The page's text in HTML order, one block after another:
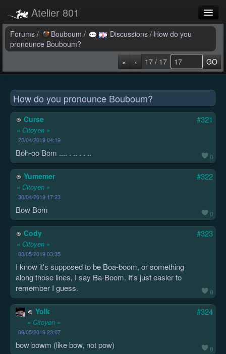
Atelier 801
Forums
Dev Tracker
Connexion
Langue
Forums / Bouboum / Discussions / How do you
pronounce Bouboum?
«
‹ 17 / 17 GO
How do you pronounce Bouboum?
Curse
« Citoyen »
23/04/2019 04:19
#321
0
Boh-oo Bom .... . .. . . ..
Yumemer
« Citoyen »
30/04/2019 17:23
#322
0
Bow Bom
Cody
« Citoyen »
03/05/2019 03:35
#323
0
I know it's supposed to be Boa-boom, or something
along those lines, I say Ba-Boom. It's just easier to
remember I guess.
Yolk
« Citoyen »
06/05/2019 23:07
#324
0
bow bowm (like bow, not pow)